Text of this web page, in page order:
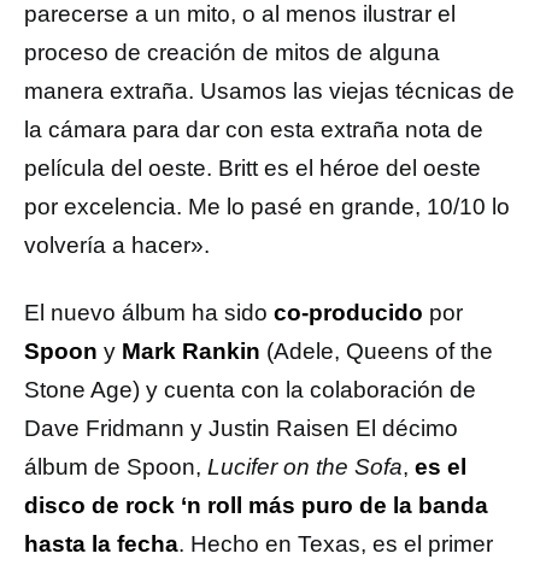
parecerse a un mito, o al menos ilustrar el
proceso de creación de mitos de alguna
manera extraña. Usamos las viejas técnicas de
la cámara para dar con esta extraña nota de
película del oeste. Britt es el héroe del oeste
por excelencia. Me lo pasé en grande, 10/10 lo
volvería a hacer».
El nuevo álbum ha sido co-producido por
Spoon y Mark Rankin (Adele, Queens of the
Stone Age) y cuenta con la colaboración de
Dave Fridmann y Justin Raisen El décimo
álbum de Spoon, Lucifer on the Sofa, es el
disco de rock ‘n roll más puro de la banda
hasta la fecha. Hecho en Texas, es el primer